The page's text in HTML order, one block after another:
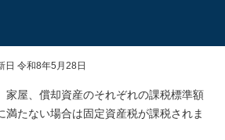
令和8年5月28日
家屋、償却資産のそれぞれの課税標準額
満たない場合は固定資産税が課税されま